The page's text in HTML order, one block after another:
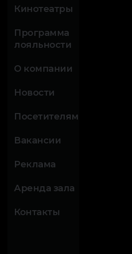
Кинотеатры
Программа
лояльности
О компании
Новости
Посетителям
Вакансии
Реклама
Аренда зала
Контакты